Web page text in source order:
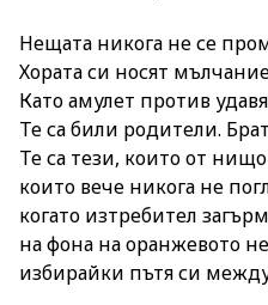
Нещата никога не се
Хората си носят
Като амулет против
Те са били родители.
Те са тези, които от
които вече никога не
когато изтребител
на фона на оранжевото
избирайки пътя си